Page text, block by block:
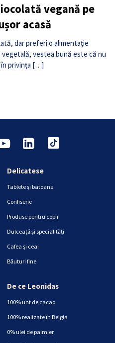
vegană pe
acasă
dar preferi o alimentație
vestea bună este că nu
în privința […]
Delicatese
Tablete și batoane
Confiserie
Produse pentru copii
Dulceață și specialități
Cafea și ceai
Băuturi fine
De ce Leonidas
100% unt de cacao
100% realizate în Belgia
0% ulei de palmier